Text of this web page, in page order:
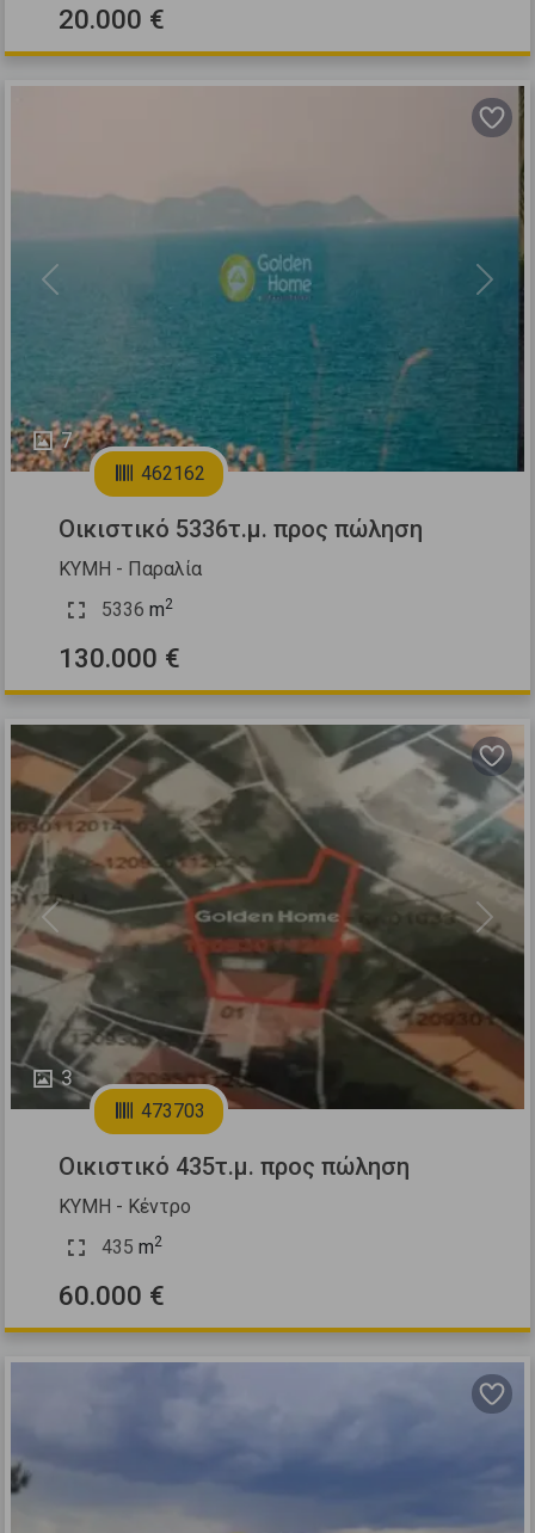
20.000 €
7
Previous Next
462162
Οικιστικό 5336τ.μ. προς πώληση
ΚΥΜΗ - Παραλία
5336 m2
130.000 €
3
Previous Next
473703
Οικιστικό 435τ.μ. προς πώληση
ΚΥΜΗ - Κέντρο
435 m2
60.000 €